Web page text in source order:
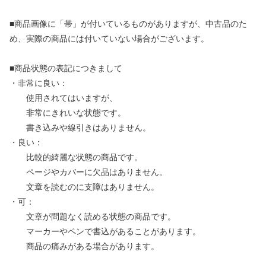
■商品画像に「帯」が付いているものがありますが、中古品のた
め、実際の商品には付いていない場合がございます。
■商品状態の表記につきまして
・非常に良い：
使用されてはいますが、
非常にきれいな状態です。
書き込みや線引きはありません。
・良い：
比較的綺麗な状態の商品です。
ページやカバーに欠品はありません。
文章を読むのに支障はありません。
・可：
文章が問題なく読める状態の商品です。
マーカーやペンで書込があることがあります。
商品の痛みがある場合があります。